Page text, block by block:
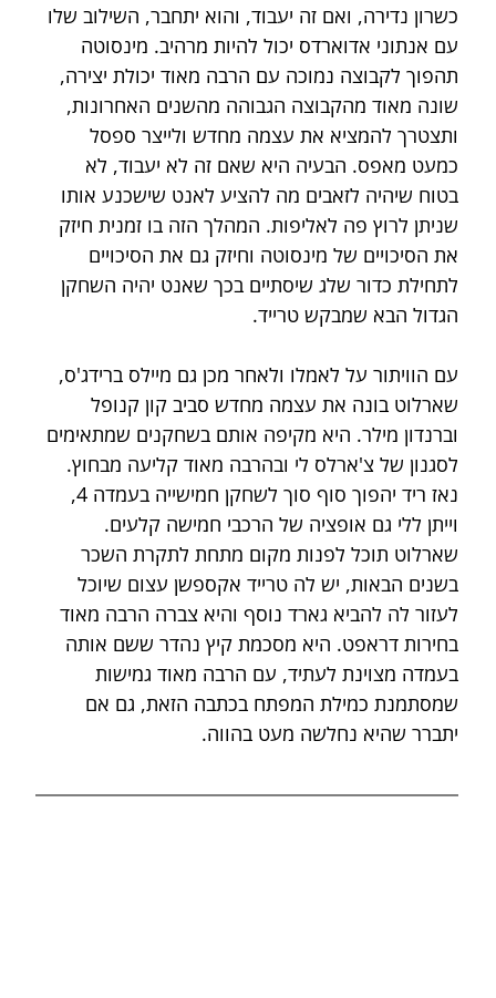
כשרון נדירה, ואם זה יעבוד, והוא יתחבר, השילוב שלו
עם אנתוני אדוארדס יכול להיות מרהיב. מינסוטה
תהפוך לקבוצה נמוכה עם הרבה מאוד יכולת יצירה,
שונה מאוד מהקבוצה הגבוהה מהשנים האחרונות,
ותצטרך להמציא את עצמה מחדש ולייצר ספסל
כמעט מאפס. הבעיה היא שאם זה לא יעבוד, לא
בטוח שיהיה לזאבים מה להציע לאנט שישכנע אותו
שניתן לרוץ פה לאליפות. המהלך הזה בו זמנית חיזק
את הסיכויים של מינסוטה וחיזק גם את הסיכויים
לתחילת כדור שלג שיסתיים בכך שאנט יהיה השחקן
הגדול הבא שמבקש טרייד.
עם הוויתור על לאמלו ולאחר מכן גם מיילס ברידג'ס,
שארלוט בונה את עצמה מחדש סביב קון קנופל
וברנדון מילר. היא מקיפה אותם בשחקנים שמתאימים
לסגנון של צ'ארלס לי ובהרבה מאוד קליעה מבחוץ.
נאז ריד יהפוך סוף סוך לשחקן חמישייה בעמדה 4,
וייתן ללי גם אופציה של הרכבי חמישה קלעים.
שארלוט תוכל לפנות מקום מתחת לתקרת השכר
בשנים הבאות, יש לה טרייד אקספשן עצום שיוכל
לעזור לה להביא גארד נוסף והיא צברה הרבה מאוד
בחירות דראפט. היא מסכמת קיץ נהדר ששם אותה
בעמדה מצוינת לעתיד, עם הרבה מאוד גמישות
שמסתמנת כמילת המפתח בכתבה הזאת, גם אם
יתברר שהיא נחלשה מעט בהווה.